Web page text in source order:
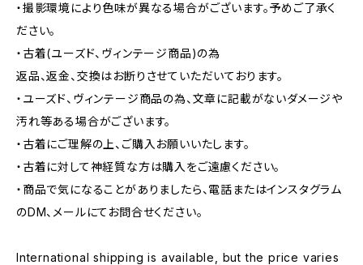
・撮影環境により色味が異なる場合がございます。予めご了承く
ださい。
・古着(ユーズド、ヴィンテージ商品)の為
返品、返金、交換はお断りさせていただいております。
・ユーズド、ヴィンテージ商品の為、文章に記載がないダメージや
汚れ等ある場合がございます。
・古着にご理解の上、ご購入お願いいたします。
・古着に対して神経質な方は購入をご遠慮ください。
・商品で気になることがありましたら、電話またはインスタグラム
のDM、メールにてお問合せください。
International shipping is available, but the price varies